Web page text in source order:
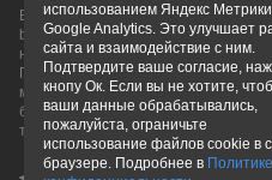
Вся информация о продуктах
bankinform.ru, носит исключительно
не является публичной офертой,
ГК РФ. Информация не содержит
может быть изменена. Конечные
банков или при личном обращении.
товарные знаки принадлежит их
использованием Яндекс
Google Analytics. Это улучшает
сайта и взаимодействие с ним.
Подтвердите ваше согласие,
кнопу Ок. Если вы не хотите,
ваши данные обрабатывались,
пожалуйста, ограничьте
использование файлов cookie в
браузере. Подробнее в Политике